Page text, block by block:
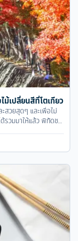
เปลี่ยนสีที่โตเกียว
สวยสุดๆ และเพื่อไม่
รวมมาให้แล้ว พิกัดชม